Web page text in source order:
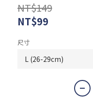
NT$149
NT$99
尺寸